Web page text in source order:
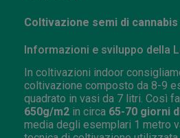
Coltivazione semi di
Informazioni e sviluppo della
In coltivazioni indoor
coltivazione composto da 8-9
quadrato in vasi da 7 litri. Così
650g/m2 in circa 65-70 giorni
media degli esemplari 1 metro